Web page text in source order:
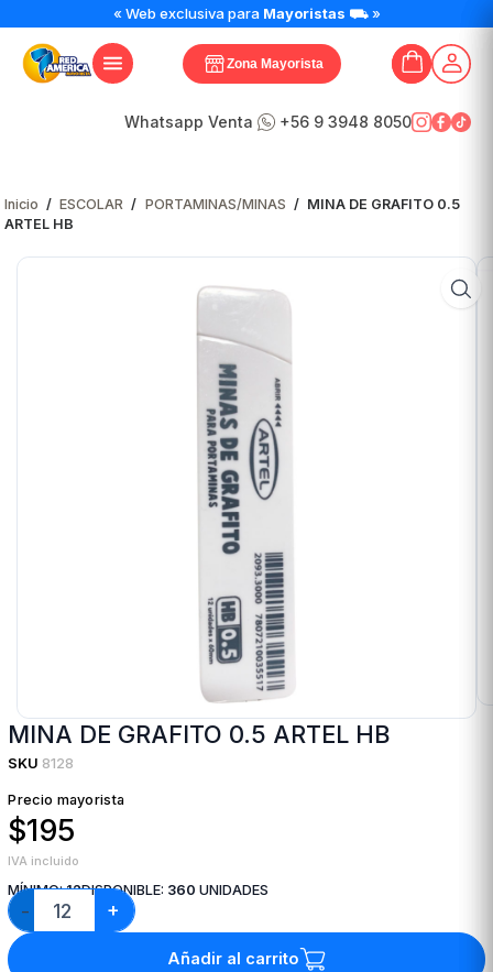
« Web exclusiva para Mayoristas ⛟ »
Zona Mayorista
Whatsapp Venta +56 9 3948 8050
Inicio / ESCOLAR / PORTAMINAS/MINAS / MINA DE GRAFITO 0.5
ARTEL HB
MINA DE GRAFITO 0.5 ARTEL HB
SKU 8128
Precio mayorista
$195
IVA incluido
MÍNIMO:12DISPONIBLE: 360 UNIDADES
−
DE
GRAFITO
0.5
+
Añadir al carrito